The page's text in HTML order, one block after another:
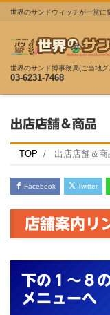
世界のサンドウィッチが一堂に
世界のサンド博事務局(ご当地
03-6231-7468
出店店舗＆商品
TOP 出店店舗＆商
Facebook Twitter
店舗案内リ
下の１～８
メニューへ